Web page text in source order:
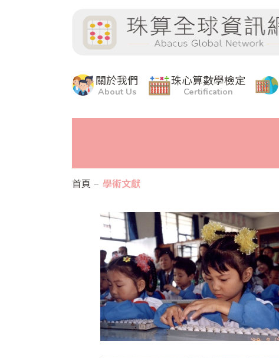
關於我們
About Us
珠心算數學檢定
Certification
首頁 學術文獻